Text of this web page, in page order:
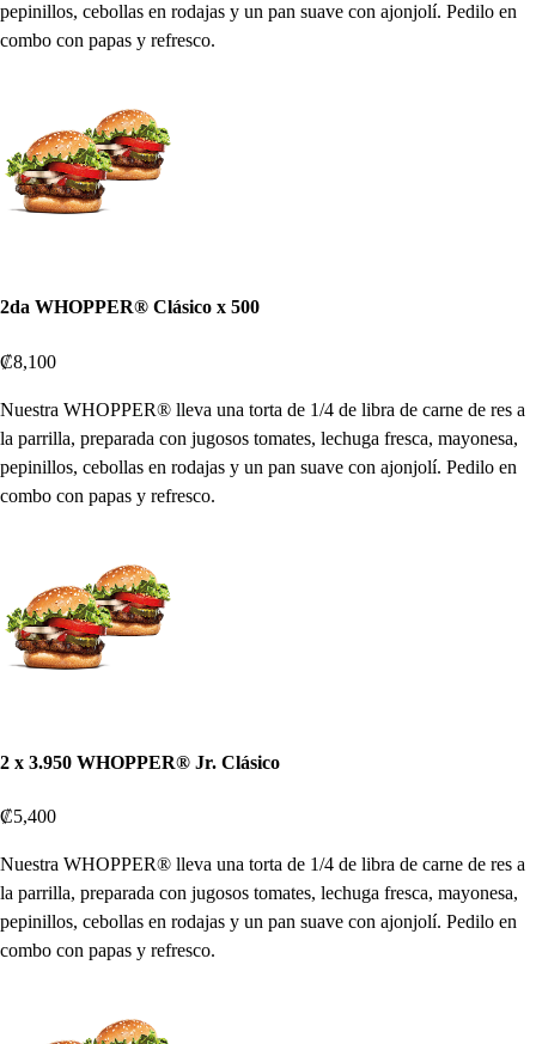
pepinillos, cebollas en rodajas y un pan suave con ajonjolí. Pedilo en
combo con papas y refresco.
2da WHOPPER® Clásico x 500
₡8,100
Nuestra WHOPPER® lleva una torta de 1/4 de libra de carne de res a
la parrilla, preparada con jugosos tomates, lechuga fresca, mayonesa,
pepinillos, cebollas en rodajas y un pan suave con ajonjolí. Pedilo en
combo con papas y refresco.
2 x 3.950 WHOPPER® Jr. Clásico
₡5,400
Nuestra WHOPPER® lleva una torta de 1/4 de libra de carne de res a
la parrilla, preparada con jugosos tomates, lechuga fresca, mayonesa,
pepinillos, cebollas en rodajas y un pan suave con ajonjolí. Pedilo en
combo con papas y refresco.